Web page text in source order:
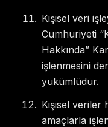
Kişisel veri
Cumhuriyeti
Hakkında”
işlenmesini
yükümlüdür.
Kişisel veriler
amaçlarla